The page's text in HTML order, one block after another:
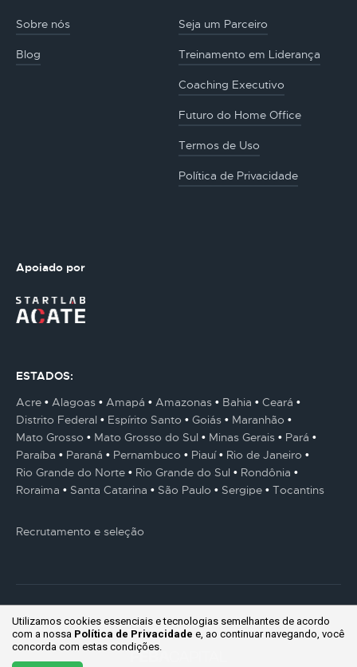
Utilizamos cookies essenciais e tecnologias semelhantes de acordo
com a nossa Política de Privacidade e, ao continuarnavegando, você
concorda com estas condições.
Sobre nós Seja um Parceiro
Blog Treinamento em Liderança
Coaching Executivo
Futuro do Home Office
Termos de Uso
Política de Privacidade
Apoiado por
ESTADOS:
Acre
Alagoas Amapá Amazonas Bahia
Ceará
Distrito Federal
Espírito Santo Goiás
Maranhão
Mato Grosso
Mato Grosso do Sul Minas Gerais
Pará
Paraíba
Paraná Pernambuco Piauí
Rio de Janeiro
Rio Grande do Norte
Rio Grande do Sul
Rondônia
Roraima
Santa Catarina São Paulo Sergipe Tocantins
Recrutamento e seleção
© Gestaum Lab ® Todos os direitos reservados.